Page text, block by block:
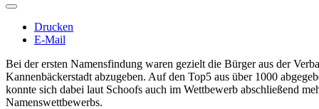
Drucken
E-Mail
Bei der ersten Namensfindung waren gezielt die Bürger aus der
Kannenbäckerstadt abzugeben. Auf den Top5 aus über 1000
konnte sich dabei laut Schoofs auch im Wettbewerb abschließend
Namenswettbewerbs.